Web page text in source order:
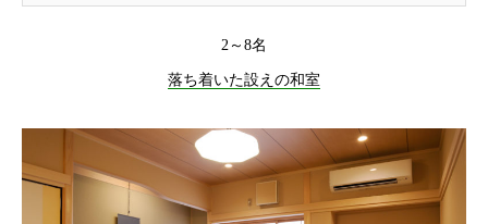
2～8名
落ち着いた設えの和室